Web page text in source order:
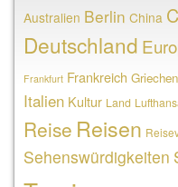
Australien Berlin China
Deutschland
Frankfurt Frankreich
Italien Kultur Land
Reise Reisen
Sehenswürdigkeiten